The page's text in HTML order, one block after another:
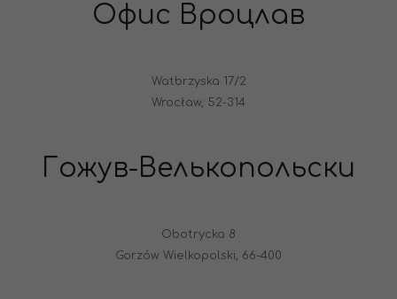
Офис Вроцлав
Watbrzyska 17/2
Wrocław, 52-314
Гожув-Велькопольски
Obotrycka 8
Gorzów Wielkopolski, 66-400